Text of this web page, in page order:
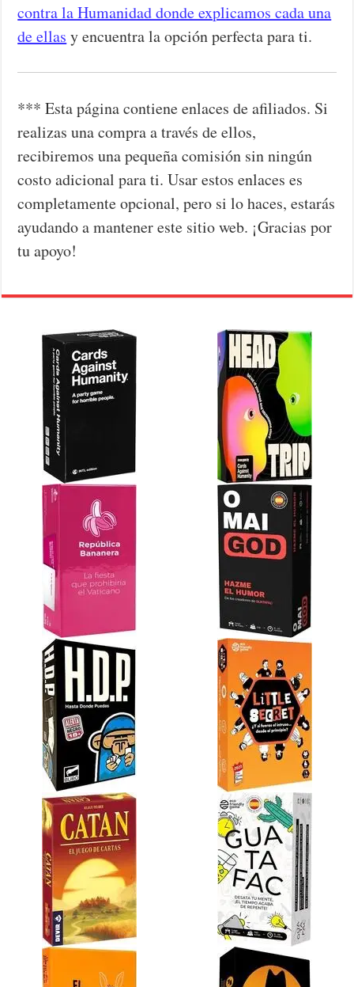
contra la Humanidad donde explicamos cada una
de ellas y encuentra la opción perfecta para ti.
*** Esta página contiene enlaces de afiliados. Si
realizas una compra a través de ellos,
recibiremos una pequeña comisión sin ningún
costo adicional para ti. Usar estos enlaces es
completamente opcional, pero si lo haces, estarás
ayudando a mantener este sitio web. ¡Gracias por
tu apoyo!